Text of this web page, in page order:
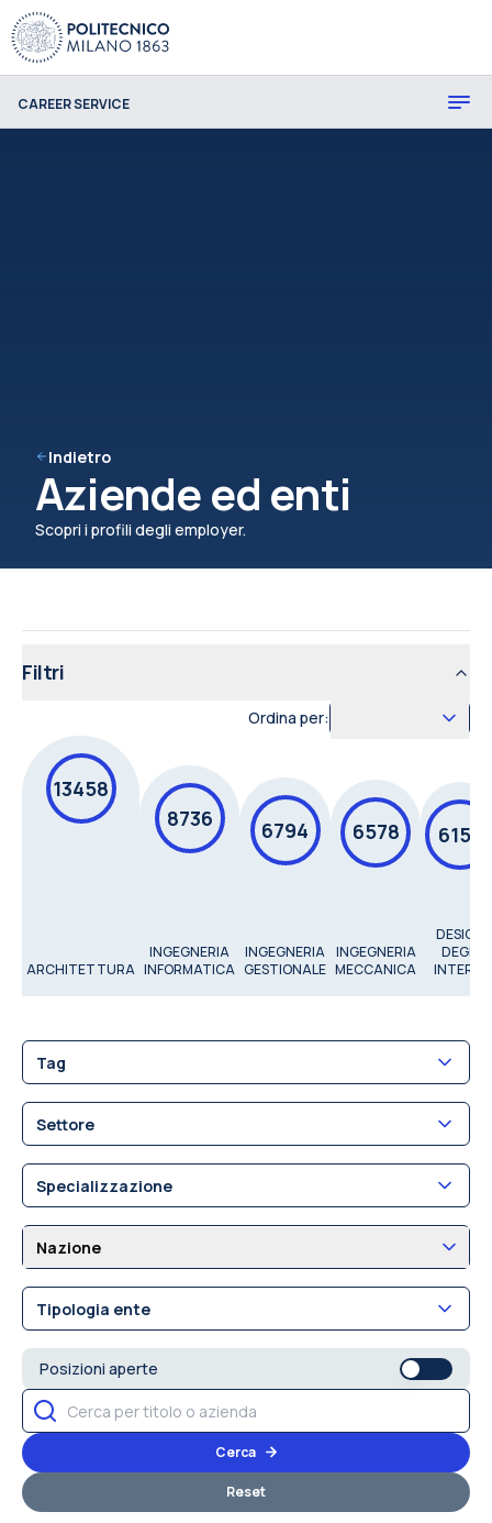
CAREER SERVICE
Indietro
Aziende ed enti
Scopri i profili degli employer.
Filtri
Ordina per:
13458
ARCHITETTURA
8736
INGEGNERIA
INFORMATICA
6794
INGEGNERIA
GESTIONALE
6578
INGEGNERIA
MECCANICA
6154
DESIGN
DEGLI
INTERNI
Tag
Settore
Specializzazione
Nazione
Tipologia ente
Posizioni aperte
Cerca
Reset